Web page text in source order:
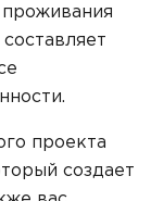
проекта
создает